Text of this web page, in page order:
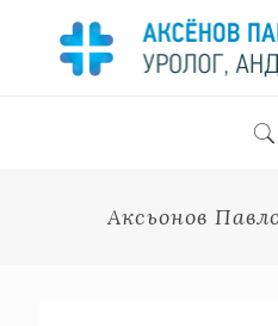
Аксьонов